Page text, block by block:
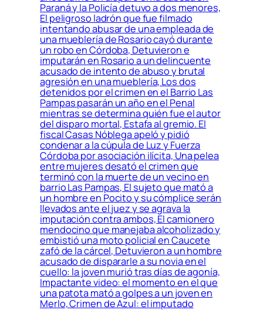
Paraná y la Policía detuvo a dos menores,
El peligroso ladrón que fue filmado
intentando abusar de una empleada de
una mueblería de Rosario cayó durante
un robo en Córdoba, Detuvieron e
imputarán en Rosario a un delincuente
acusado de intento de abuso y brutal
agresión en una mueblería, Los dos
detenidos por el crimen en el Barrio Las
Pampas pasarán un año en el Penal
mientras se determina quién fue el autor
del disparo mortal, Estafa al gremio. El
fiscal Casas Nóblega apeló y pidió
condenar a la cúpula de Luz y Fuerza
Córdoba por asociación ilícita, Una pelea
entre mujeres desató el crimen que
terminó con la muerte de un vecino en
barrio Las Pampas, El sujeto que mató a
un hombre en Pocito y su cómplice serán
llevados ante el juez y se agrava la
imputación contra ambos, El camionero
mendocino que manejaba alcoholizado y
embistió una moto policial en Caucete
zafó de la cárcel, Detuvieron a un hombre
acusado de dispararle a su novia en el
cuello: la joven murió tras días de agonía,
Impactante video: el momento en el que
una patota mató a golpes a un joven en
Merlo, Crimen de Azul: el imputado